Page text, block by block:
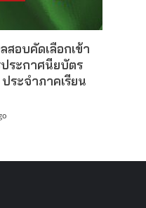
สอบคัดเลือกเข้า
ระกาศนียบัตร
ะจำภาคเรียน